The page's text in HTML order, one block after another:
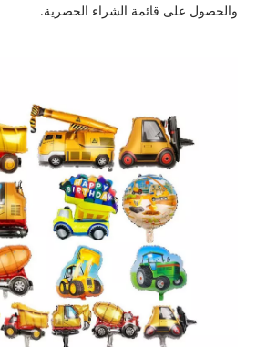
والحصول على قائمة الشراء الحصرية.